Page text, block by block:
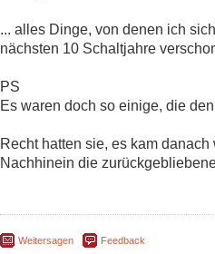
... alles Dinge, von denen ich
nächsten 10 Schaltjahre
PS
Es waren doch so einige, die
Recht hatten sie, es kam
Nachhinein die
Weitersagen Feedback